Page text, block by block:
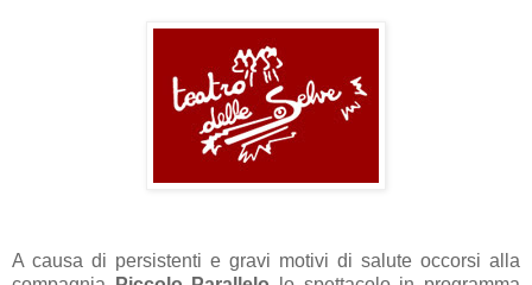
A causa di persistenti e gravi motivi di salute occorsi alla